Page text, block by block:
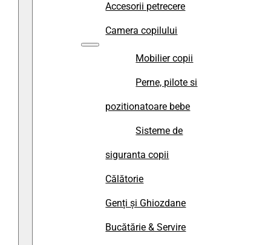
Accesorii petrecere
Camera copilului
Mobilier copii
Perne, pilote si
pozitionatoare bebe
Sisteme de
siguranta copii
Călătorie
Genți și Ghiozdane
Bucătărie & Servire